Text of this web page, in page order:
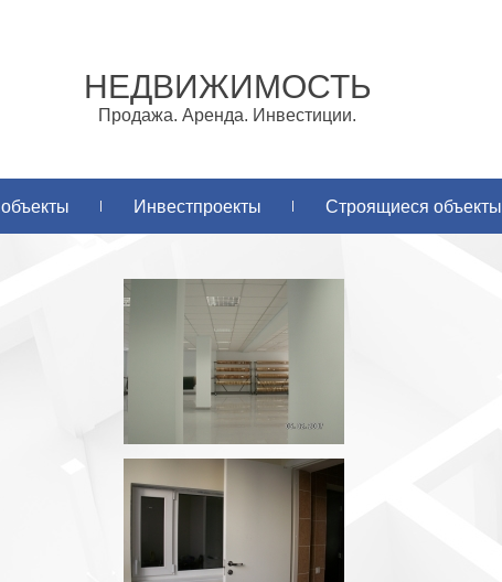
НЕДВИЖИМОСТЬ
Продажа. Аренда. Инвестиции.
Инвестпроекты Строящиеся объекты